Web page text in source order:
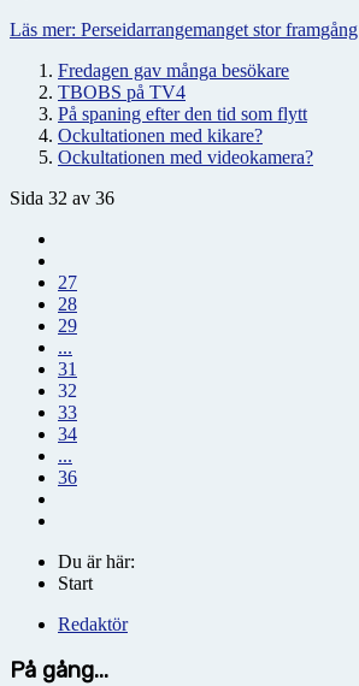
Läs mer: Perseidarrangemanget stor framgång
Fredagen gav många besökare
TBOBS på TV4
På spaning efter den tid som flytt
Ockultationen med kikare?
Ockultationen med videokamera?
Sida 32 av 36
27
28
29
...
31
32
33
34
...
36
Du är här:
Start
Redaktör
På gång...